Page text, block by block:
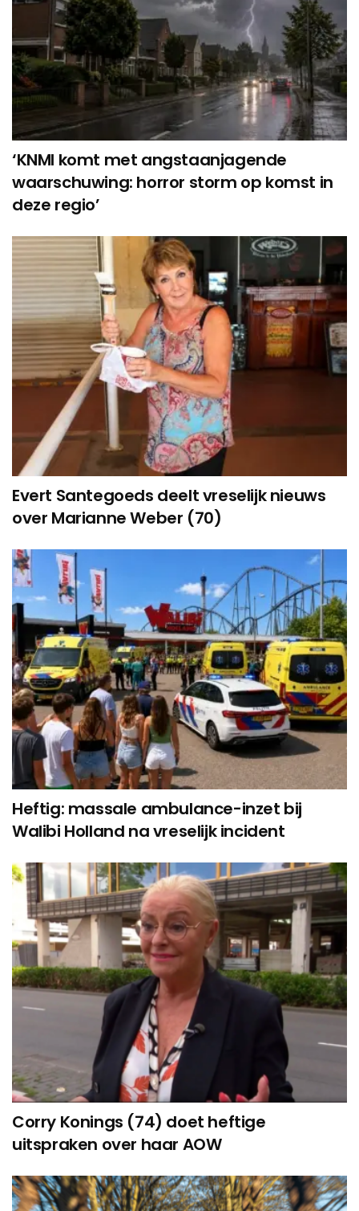
‘KNMI komt met angstaanjagende
waarschuwing: horror storm op komst in
deze regio’
Evert Santegoeds deelt vreselijk nieuws
over Marianne Weber (70)
Heftig: massale ambulance-inzet bij
Walibi Holland na vreselijk incident
Corry Konings (74) doet heftige
uitspraken over haar AOW